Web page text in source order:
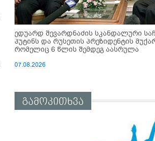
ედუარდ შევარდნაძის სკანდალური
პუტინს და რუსეთის პრეზიდენტის
რომელიც 6 წლის შემდეგ აასრულა
07.08.2026
გამოკითხვა